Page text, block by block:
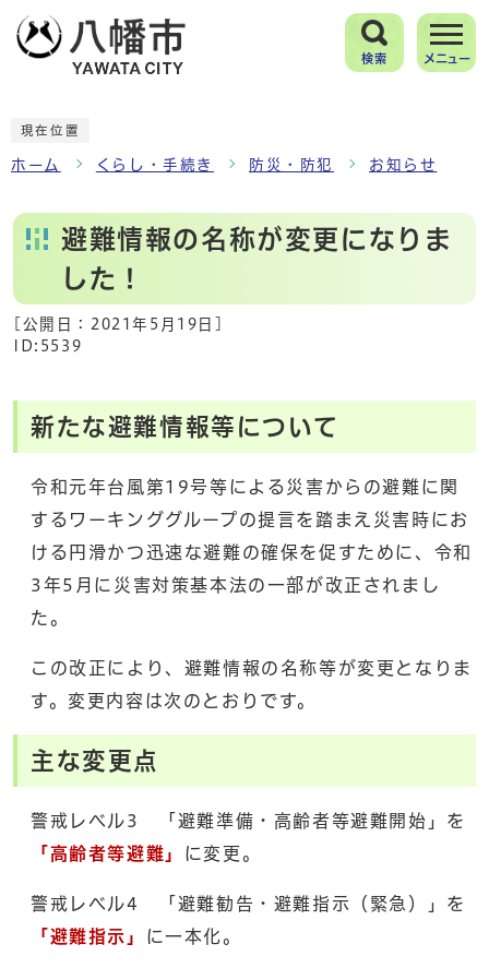
検索 メニュー
現在位置
ホーム くらし・手続き 防災・防犯 お知らせ
避難情報の名称が変更になりま
した！
[公開日： 2021年5月19日
ID:5539
新たな避難情報等について
令和元年台風第19号等による災害からの避難に関
するワーキンググループの提言を踏まえ災害時にお
ける円滑かつ迅速な避難の確保を促すために、令和
3年5月に災害対策基本法の一部が改正されまし
た。
この改正により、避難情報の名称等が変更となりま
す。変更内容は次のとおりです。
主な変更点
警戒レベル3 「避難準備・高齢者等避難開始」を
「高齢者等避難」 に変更。
警戒レベル4 「避難勧告・避難指示（緊急）」を
「避難指示」 に一本化。